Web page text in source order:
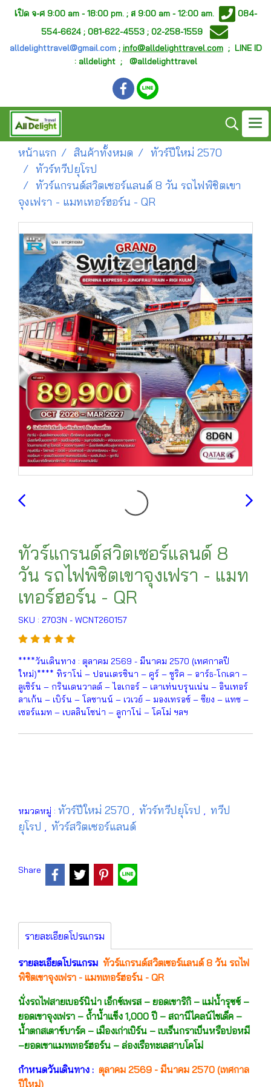
เปิด จ-ศ 9:00 am - 18:00 pm. ; ส 9:00 am - 12:00 am.
084-
554-6624 ; 081-622-4553 ; 02-258-1559
alldelighttravel@gmail.com; info@alldelighttravel.com; LINE ID
: alldelight ; @alldelighttravel
หน้าแรก สินค้าทั้งหมด
ทัวร์ปีใหม่ 2570
ทัวร์ทวีปยุโรป
ทัวร์แกรนด์สวิตเซอร์แลนด์ 8 วัน รถไฟพิชิตเขา
จุงเฟรา - แมทเทอร์ฮอร์น - QR
ทัวร์แกรนด์สวิตเซอร์แลนด์ 8
วัน รถไฟพิชิตเขาจุงเฟรา - แมท
เทอร์ฮอร์น - QR
SKU : 2703N - WCNT260157
****วันเดินทาง : ตุลาคม 2569 - มีนาคม 2570 (เทศกาลปี
ใหม่)**** ทิราโน่ – ปอนเตรซินา – คูร์ – ซูริค – อาร์ธ-โกเดา –
ลูเซิร์น – กรินเดนวาลด์ – ไอเกอร์ – เลาเท่นบรุนเน่น – อินเทอร์
ลาเก้น – เบิร์น – โลซานน์ – เวเวย์ – มองเทรอซ์ – ซียง – แทซ –
เซอร์แมท – เบลลินโซน่า – ลูกาโน่ – โคโม่ ฯลฯ
หมวดหมู่ : ทัวร์ปีใหม่ 2570 , ทัวร์ทวีปยุโรป , ทวีป
ยุโรป , ทัวร์สวิตเซอร์แลนด์
Share
รายละเอียดโปรแกรม
รายละเอียดโปรแกรม ทัวร์แกรนด์สวิตเซอร์แลนด์ 8 วัน รถไฟ
พิชิตเขาจุงเฟรา - แมทเทอร์ฮอร์น - QR
นั่งรถไฟสายเบอร์นิน่า เอ็กซ์เพรส – ยอดเขาริกิ – แม่น้ำรุซซ์ –
ยอดเขาจุงเฟรา – ถ้ำน้ำแข็ง 1,000 ปี – สถานีไคลน์ไชเด็ค –
น้ำตกสเตาช์บาร์ค – เมืองเก่าเบิร์น – เบเร็นกราเบ็นหรือบ่อหมี
–ยอดเขาแมทเทอร์ฮอร์น – ล่องเรือทะเลสาบโคโม่
กำหนดวันเดินทาง : ตุลาคม 2569 - มีนาคม 2570 (เทศกาล
ปีใหม่)